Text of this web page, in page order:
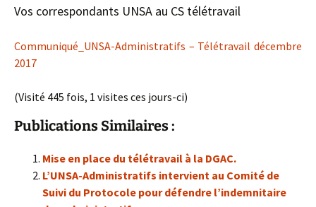
Vos correspondants UNSA au CS télétravail
Communiqué_UNSA-Administratifs – Télétravail décembre
2017
(Visité 445 fois, 1 visites ces jours-ci)
Publications Similaires :
Mise en place du télétravail à la DGAC.
L’UNSA-Administratifs intervient au Comité de
Suivi du Protocole pour défendre l’indemnitaire